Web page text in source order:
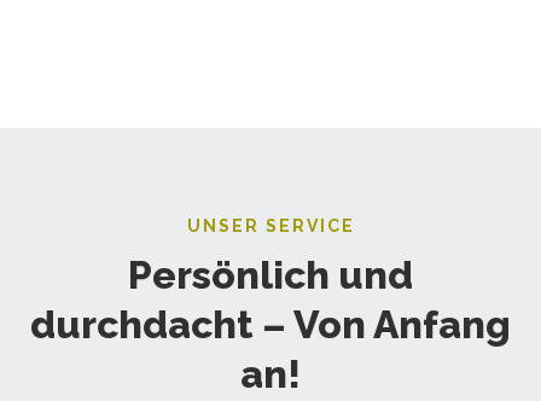
UNSER SERVICE
Persönlich und
durchdacht – Von Anfang
an!